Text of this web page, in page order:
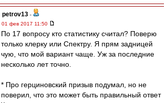
petrov13 -
01 фев 2017 11:50
По 17 вопросу кто статистику считал? Поверю
только клерку или Спектру. Я прям задницей
чую, что мой вариант чаще. Уж за последние
несколько лет точно.
* Про герциновский призыв подумал, но не
поверил, что это может быть правильный ответ